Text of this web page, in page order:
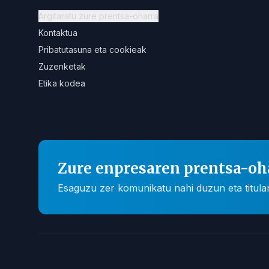
Argitaratu zure prentsa-oharra
Kontaktua
Pribatutasuna eta cookieak
Zuzenketak
Etika kodea
Zure enpresaren prentsa-
Esaguzu zer komunikatu nahi duzun eta